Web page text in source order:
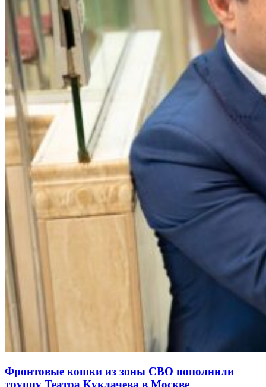
Фронтовые кошки из зоны СВО пополнили
труппу Театра Куклачева в Москве